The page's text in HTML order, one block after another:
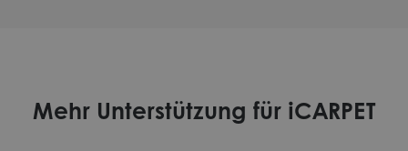
Mehr Unterstützung für iCARPET